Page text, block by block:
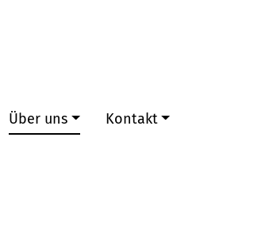
Über uns Kontakt